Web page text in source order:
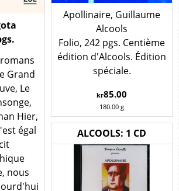
Grand
Le
Hier,
égal
nous
Apollinaire, Guillaume
Alcools
Folio, 242 pgs. Centième
édition d'Alcools. Édition
spéciale.
kr85.00
180.00 g
ALCOOLS: 1 CD